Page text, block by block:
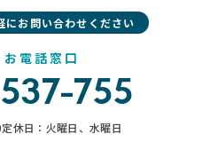
にお問い合わせください
電話窓口
755
定休日：火曜日、水曜日